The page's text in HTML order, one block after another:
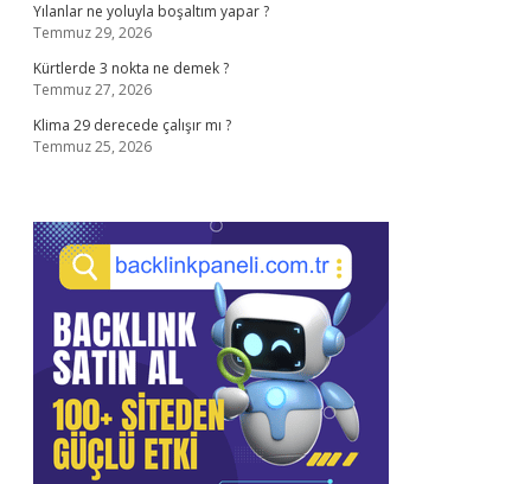
Yılanlar ne yoluyla boşaltım yapar ?
Temmuz 29, 2026
Kürtlerde 3 nokta ne demek ?
Temmuz 27, 2026
Klima 29 derecede çalışır mı ?
Temmuz 25, 2026